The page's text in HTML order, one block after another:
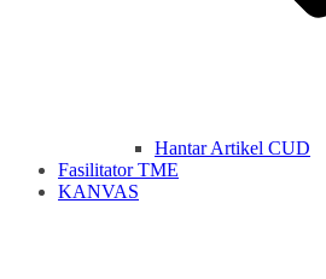
Hantar Artikel CUD
Fasilitator TME
KANVAS